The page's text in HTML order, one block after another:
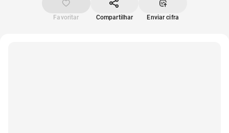
Favoritar Compartilhar Enviar cifra